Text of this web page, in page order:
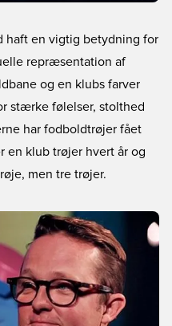
haft en vigtig betydning for
repræsentation af
og en klubs farver
stærke følelser, stolthed
har fodboldtrøjer fået
en klub trøjer hvert år og
men tre trøjer.